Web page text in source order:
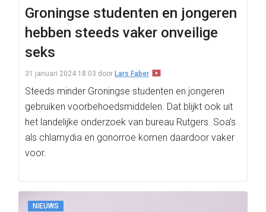
Groningse studenten en jongeren
hebben steeds vaker onveilige
seks
31 januari 2024 18:03 door Lars Faber
Steeds minder Groningse studenten en jongeren
gebruiken voorbehoedsmiddelen. Dat blijkt ook uit
het landelijke onderzoek van bureau Rutgers. Soa’s
als chlamydia en gonorroe komen daardoor vaker
voor.
NIEUWS